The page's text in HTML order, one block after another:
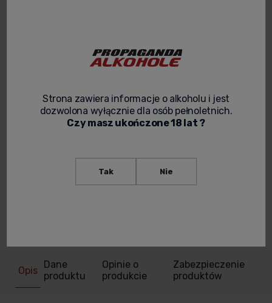
Cena netto: 83,73 zł
spodziewana dostawa
Opis Dane
produktu
Opinie o
produkcie
Zabezpieczenie
produktów
Strona zawiera informacje o alkoholu i jest
dozwolona wyłącznie dla osób pełnoletnich.
Czy masz ukończone 18 lat ?
Tak Nie